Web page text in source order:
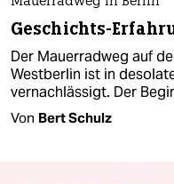
Geschichts-
Der Mauerradweg auf
Westberlin ist in
vernachlässigt. Der
Von Bert Schulz